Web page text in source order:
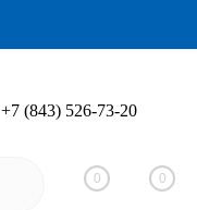
Вход
+7 (843) 526-73-20
0 0